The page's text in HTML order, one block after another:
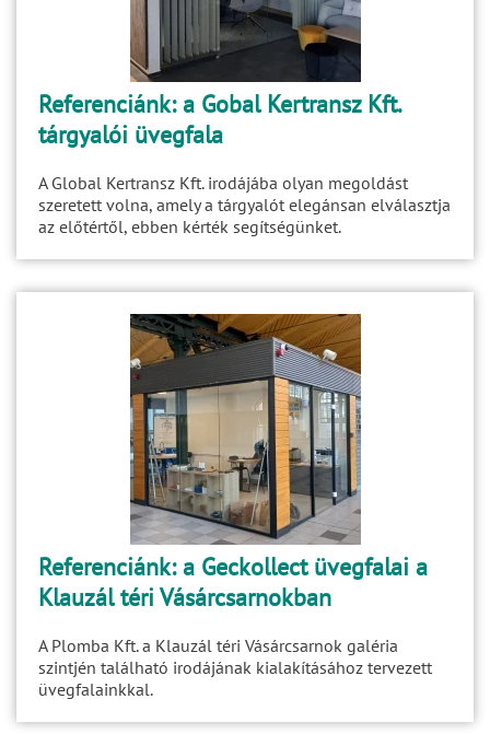
Referenciánk: a Gobal Kertransz Kft.
tárgyalói üvegfala
A Global Kertransz Kft. irodájába olyan megoldást
szeretett volna, amely a tárgyalót elegánsan elválasztja
az előtértől, ebben kérték segítségünket.
Referenciánk: a Geckollect üvegfalai a
Klauzál téri Vásárcsarnokban
A Plomba Kft. a Klauzál téri Vásárcsarnok galéria
szintjén található irodájának kialakításához tervezett
üvegfalainkkal.